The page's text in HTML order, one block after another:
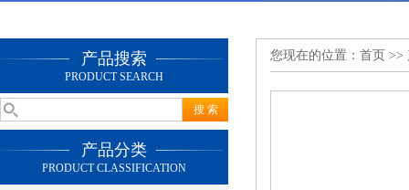
产品搜索
PRODUCT SEARCH
产品分类
PRODUCT CLASSIFICATION
您现在的位置： 首页 >>